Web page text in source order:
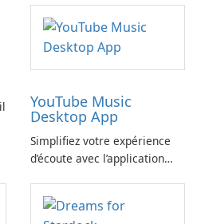
YouTube Music
Desktop App
Simplifiez votre expérience
d’écoute avec l’application